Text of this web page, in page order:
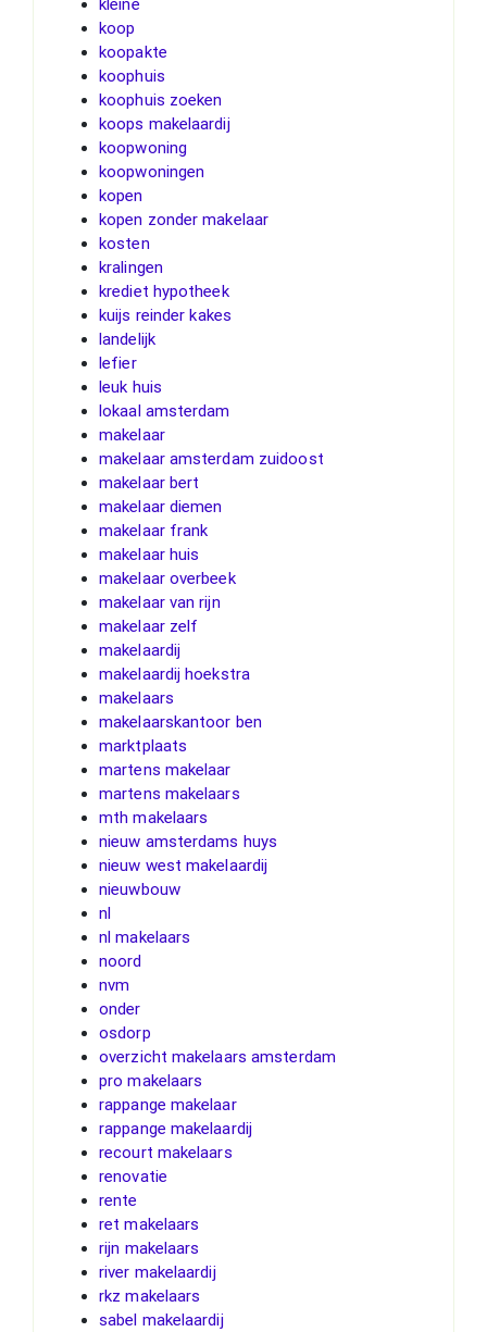
koop
koopakte
koophuis
koophuis zoeken
koops makelaardij
koopwoning
koopwoningen
kopen
kopen zonder makelaar
kosten
kralingen
krediet hypotheek
kuijs reinder kakes
landelijk
lefier
leuk huis
lokaal amsterdam
makelaar
makelaar amsterdam zuidoost
makelaar bert
makelaar diemen
makelaar frank
makelaar huis
makelaar overbeek
makelaar van rijn
makelaar zelf
makelaardij
makelaardij hoekstra
makelaars
makelaarskantoor ben
marktplaats
martens makelaar
martens makelaars
mth makelaars
nieuw amsterdams huys
nieuw west makelaardij
nieuwbouw
nl
nl makelaars
noord
nvm
onder
osdorp
overzicht makelaars amsterdam
pro makelaars
rappange makelaar
rappange makelaardij
recourt makelaars
renovatie
rente
ret makelaars
rijn makelaars
river makelaardij
rkz makelaars
sabel makelaardij